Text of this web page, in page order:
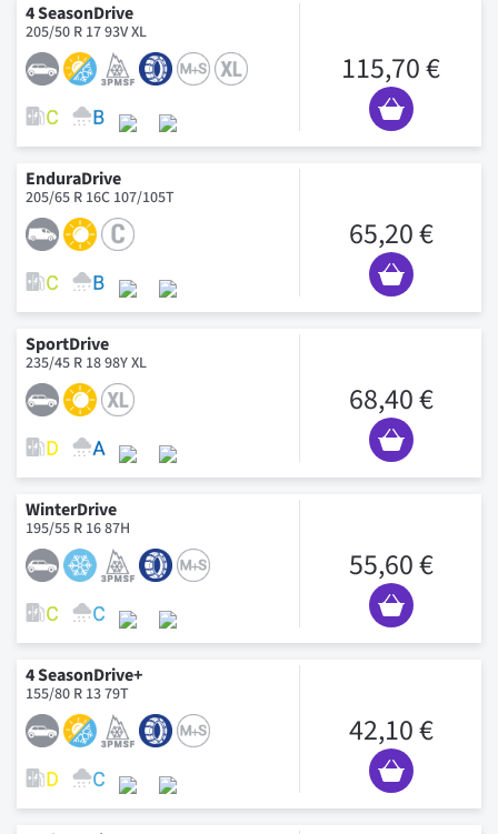
4 SeasonDrive
205/50 R 17 93V XL
115,70 €
EnduraDrive
205/65 R 16C 107/105T
65,20 €
SportDrive
235/45 R 18 98Y XL
68,40 €
WinterDrive
195/55 R 16 87H
55,60 €
4 SeasonDrive+
155/80 R 13 79T
42,10 €